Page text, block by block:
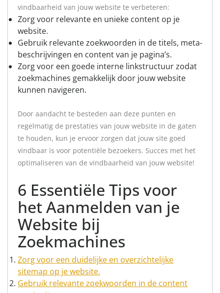
vindbaarheid van jouw website te verbeteren:
Zorg voor relevante en unieke content op je
website.
Gebruik relevante zoekwoorden in de titels, meta-
beschrijvingen en content van je pagina’s.
Zorg voor een goede interne linkstructuur zodat
zoekmachines gemakkelijk door jouw website
kunnen navigeren.
Door aandacht te besteden aan deze punten en
regelmatig de prestaties van jouw website in de gaten
te houden, kun je ervoor zorgen dat jouw site goed
vindbaar is voor potentiële bezoekers. Succes met het
optimaliseren van de vindbaarheid van jouw website!
6 Essentiële Tips voor
het Aanmelden van je
Website bij
Zoekmachines
Zorg voor een duidelijke en overzichtelijke
sitemap op je website.
Gebruik relevante zoekwoorden in de content